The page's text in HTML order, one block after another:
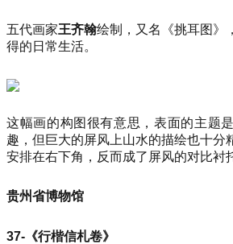
五代画家王齐翰绘制，又名《挑耳图》
得的日常生活。
这幅画的构图很有意思，表面的主题
趣，但巨大的屏风上山水的描绘也十分
安排在右下角，反而成了屏风的对比衬
贵州省博物馆
37-《行楷信札卷》